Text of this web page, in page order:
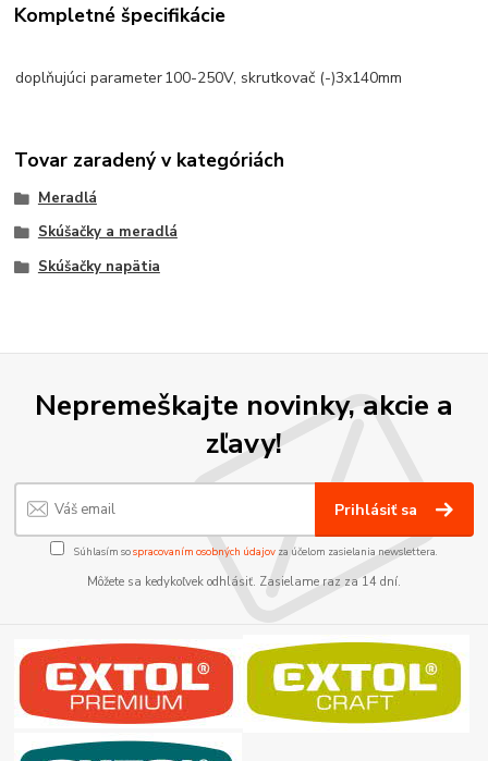
Kompletné špecifikácie
doplňujúci parameter100-250V, skrutkovač (-)3x140mm
Tovar zaradený v kategóriách
Meradlá
Skúšačky a meradlá
Skúšačky napätia
Nepremeškajte novinky, akcie a
zľavy!
Prihlásiť sa
Súhlasím sospracovaním osobných údajov za účelom zasielania newslettera.
Môžete sa kedykoľvek odhlásiť. Zasielame raz za 14 dní.